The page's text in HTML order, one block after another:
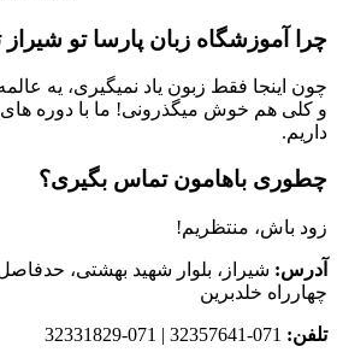
چرا آموزشگاه زبان پارسا تو شیراز
چون اینجا فقط زبون یاد نمیگیری، یه
و کلی هم خوش میگذرونی! ما با دوره های
داریم.
چطوری باهامون تماس بگیری؟
زود باش، منتظریم!
آدرس: شیراز، بلوار شهید بهشتی،
چهارراه خلدبرین
تلفن: